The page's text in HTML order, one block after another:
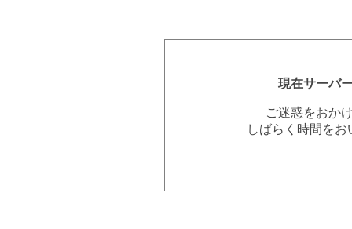
現在サーバ
ご迷惑をおか
しばらく時間を